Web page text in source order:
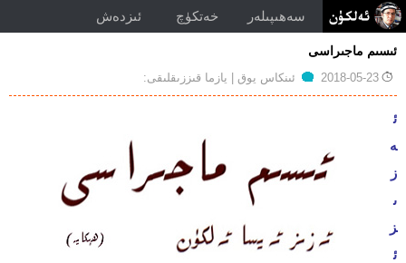
سەھىپىلەر خەتكۈچ ئىزدەش
ئىسىم ماجىراسى
2018-05-23
توغرۇلۇق
ئىنكاس يوق | يازما قىززىقلىقى:
ئ
ە
ز
ى
ز
ئ